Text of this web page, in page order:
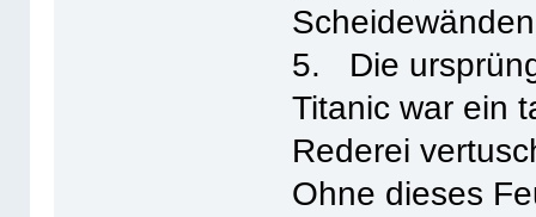
5. Die
Titanic war ein
Rederei
Ohne dieses